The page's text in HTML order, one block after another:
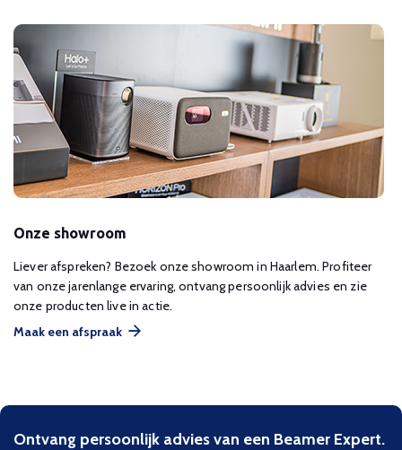
Onze showroom
Liever afspreken? Bezoek onze showroom in Haarlem. Profiteer
van onze jarenlange ervaring, ontvang persoonlijk advies en zie
onze producten live in actie.
Maak een afspraak
Ontvang persoonlijk advies van een Beamer Expert.